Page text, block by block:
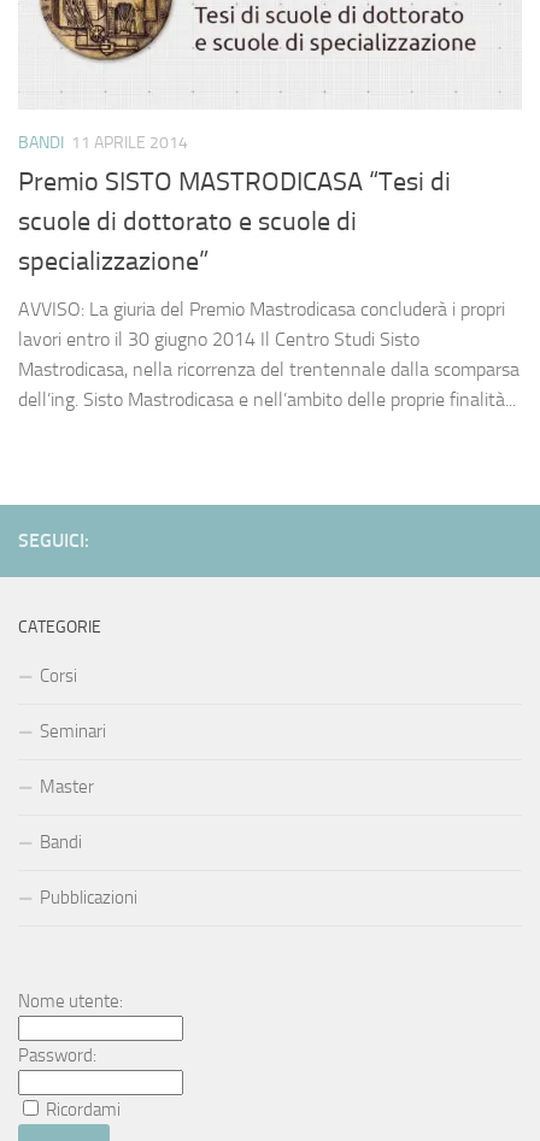
BANDI 11 APRILE 2014
Premio SISTO MASTRODICASA “Tesi di
scuole di dottorato e scuole di
specializzazione”
AVVISO: La giuria del Premio Mastrodicasa concluderà i propri
lavori entro il 30 giugno 2014 Il Centro Studi Sisto
Mastrodicasa, nella ricorrenza del trentennale dalla scomparsa
dell’ing. Sisto Mastrodicasa e nell’ambito delle proprie finalità...
SEGUICI:
CATEGORIE
Corsi
Seminari
Master
Bandi
Pubblicazioni
Nome utente:
Password:
Ricordami